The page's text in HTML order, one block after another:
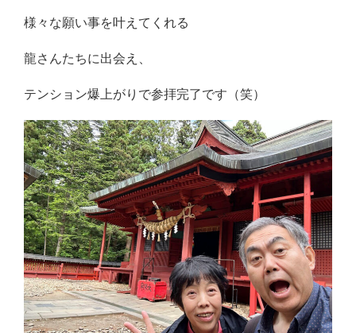
様々な願い事を叶えてくれる
龍さんたちに出会え、
テンション爆上がりで参拝完了です（笑）